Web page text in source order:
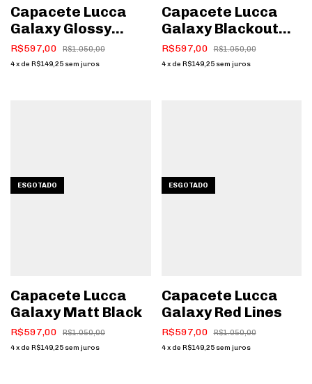
Capacete Lucca
Galaxy Glossy
Black
R$597,00 R$1.050,00
4x de R$149,25 sem juros
Capacete Lucca
Galaxy Blackout
Brown
R$597,00 R$1.050,00
4 x de R$149,25 sem juros
ESGOTADO
Capacete Lucca
Galaxy Matt Black
R$597,00 R$1.050,00
4x de R$149,25 sem juros
ESGOTADO
Capacete Lucca
Galaxy Red Lines
R$597,00 R$1.050,00
4 x de R$149,25 sem juros